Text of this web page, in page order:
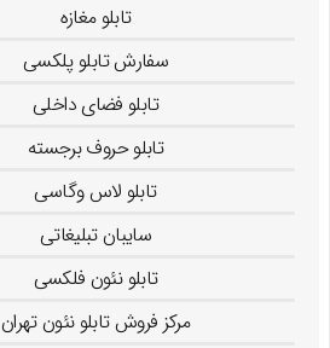
تابلو مغازه
سفارش تابلو پلکسی
تابلو فضای داخلی
تابلو حروف برجسته
تابلو لاس وگاسی
سایبان تبلیغاتی
تابلو نئون فلکسی
مرکز فروش تابلو نئون تهران